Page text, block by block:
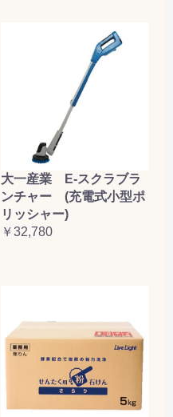
大一産業 E-スクラブラ
ンチャー (充電式小型ポ
リッシャー)
￥32,780